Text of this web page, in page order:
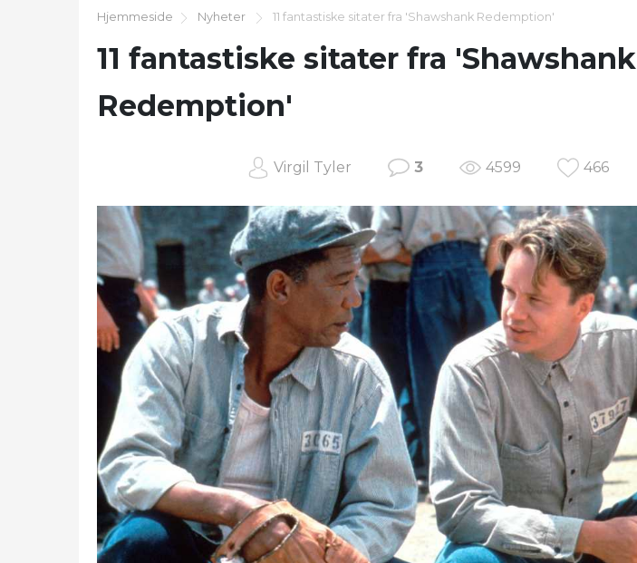
Hjemmeside Nyheter 11 fantastiske sitater fra 'Shawshank Redemption'
11 fantastiske sitater fra 'Shawshank
Redemption'
Virgil Tyler 3 4599 466